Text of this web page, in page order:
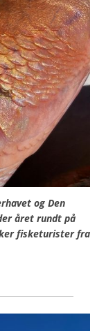
og Den
året rundt på
fisketurister fra